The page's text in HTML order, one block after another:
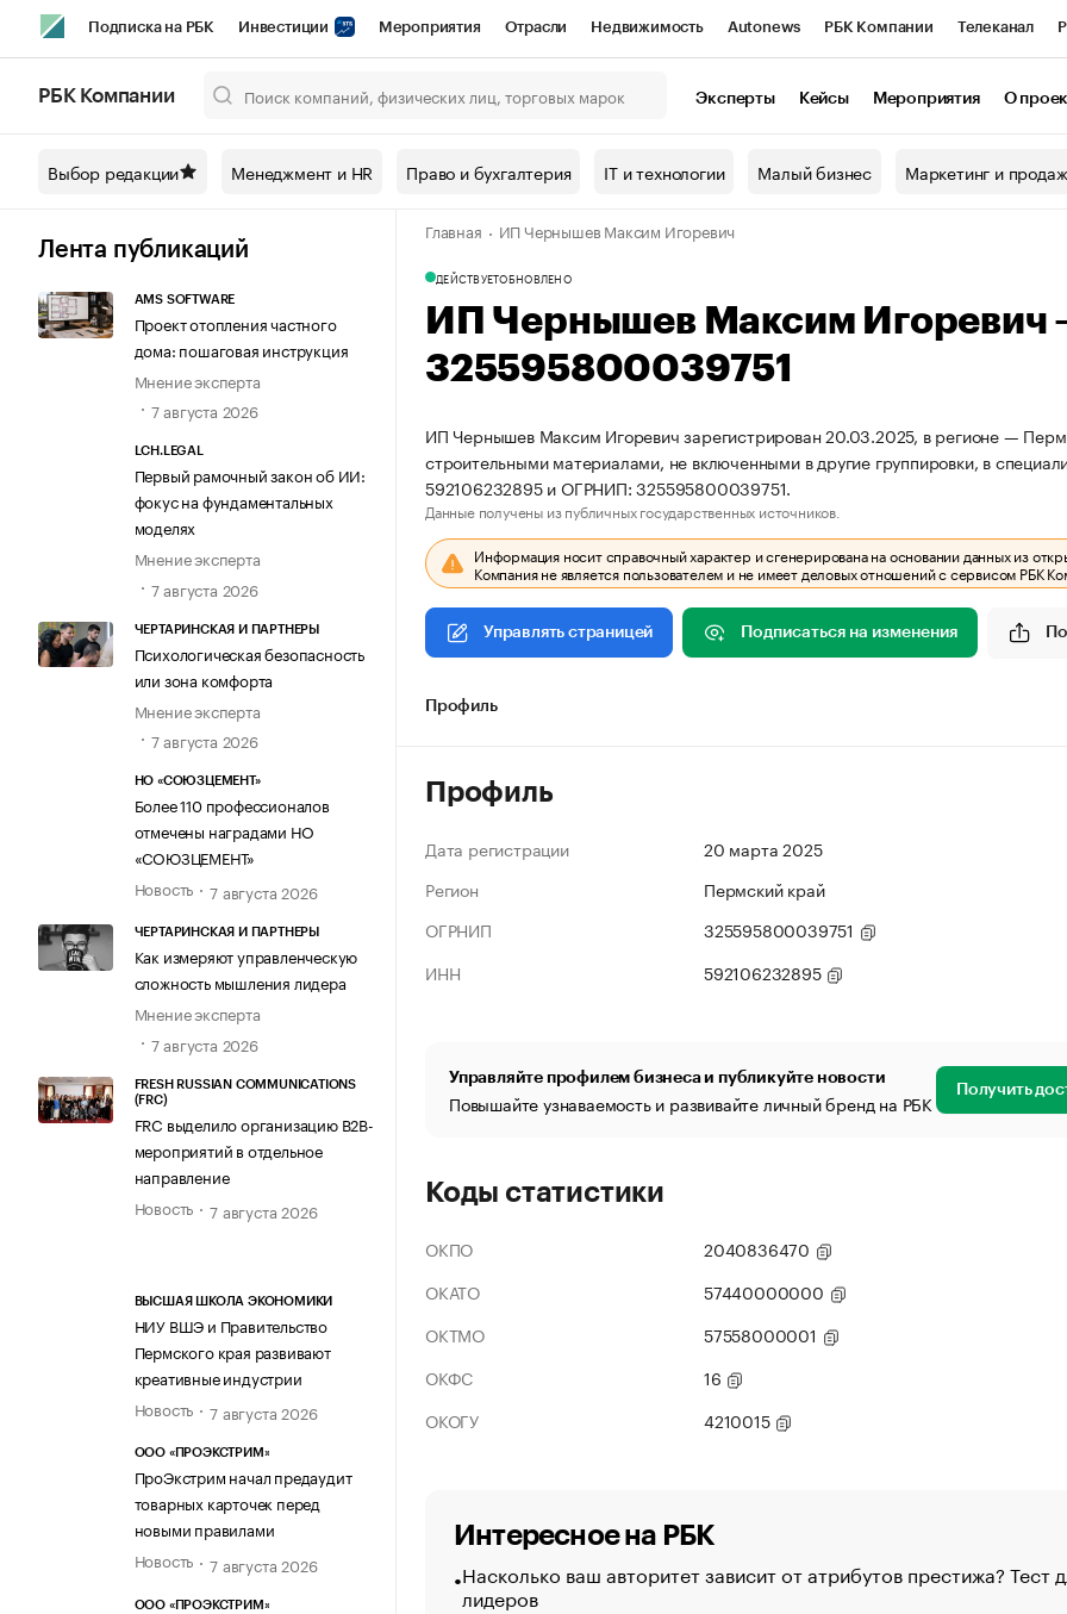
Подписка на РБК Инвестиции Мероприятия Отрасли Недвижимость Autonews РБК Компании Телеканал
Спецпроекты СПб Конференции СПб Спецпроекты Проверка контрагентов
Технологии и медиа Рынок наличной валюты
РБК Компании Эксперты Кейсы Мероприятия О
Выбор редакции Менеджмент и HR Право и бухгалтерия IT и технологии Малый бизнес Маркетинг и
Лента публикаций
AMS SOFTWARE
Проект отопления частного
дома: пошаговая инструкция
Мнение эксперта
7 августа 2026
LCH.LEGAL
Первый рамочный закон об ИИ:
фокус на фундаментальных
моделях
Мнение эксперта
7 августа 2026
ЧЕРТАРИНСКАЯ И ПАРТНЕРЫ
Психологическая безопасность
или зона комфорта
Мнение эксперта
7 августа 2026
НО «СОЮЗЦЕМЕНТ»
Более 110 профессионалов
отмечены наградами НО
«СОЮЗЦЕМЕНТ»
Новость
7 августа 2026
ЧЕРТАРИНСКАЯ И ПАРТНЕРЫ
Как измеряют управленческую
сложность мышления лидера
Мнение эксперта
7 августа 2026
FRESH RUSSIAN COMMUNICATIONS
(FRC)
FRC выделило организацию B2B-
мероприятий в отдельное
направление
Новость
7 августа 2026
ВЫСШАЯ ШКОЛА ЭКОНОМИКИ
НИУ ВШЭ и Правительство
Пермского края развивают
креативные индустрии
Новость
7 августа 2026
ООО «ПРОЭКСТРИМ»
ПроЭкстрим начал предаудит
товарных карточек перед
новыми правилами
Новость
7 августа 2026
ООО «ПРОЭКСТРИМ»
Главная ИП Чернышев Максим Игоревич
ДЕЙСТВУЕТОБНОВЛЕНО
ИП Чернышев Максим
325595800039751
ИП Чернышев Максим Игоревич зарегистрирован 20.03.2025, в регионе —
строительными материалами, не включенными в другие группировки, в
592106232895 и ОГРНИП: 325595800039751.
Данные получены из публичных государственных источников.
Информация носит справочный характер и сгенерирована на основании данных из
Компания не является пользователем и не имеет деловых отношений с сервисом РБК
Управлять страницей Подписаться на изменения
Профиль
Профиль
Дата регистрации
20 марта 2025
Регион
Пермский край
ОГРНИП
325595800039751
ИНН
592106232895
Управляйте профилем бизнеса и публикуйте новости
Повышайте узнаваемость и развивайте личный бренд на РБК Получить
Коды статистики
ОКПО
2040836470
ОКАТО
57440000000
ОКТМО
57558000001
ОКФС
16
ОКОГУ
4210015
Интересное на РБК
Насколько ваш авторитет зависит от атрибутов престижа? Тест
лидеров